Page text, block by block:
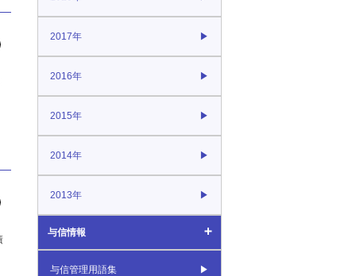
2017年
2016年
2015年
2014年
2013年
与信情報
与信情報
与信管理用語集